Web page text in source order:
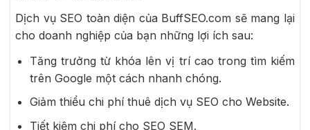
Dịch vụ SEO toàn diện của BuffSEO.com sẽ mang lại
cho doanh nghiệp của bạn những lợi ích sau:
Tăng trưởng từ khóa lên vị trí cao trong tìm kiếm
trên Google một cách nhanh chóng.
Giảm thiểu chi phí thuê dịch vụ SEO cho Website.
Tiết kiệm chi phí cho SEO SEM.